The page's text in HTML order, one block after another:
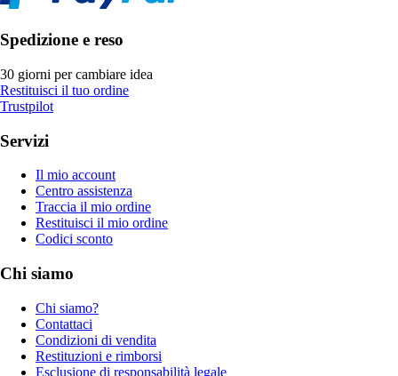
Spedizione e reso
30 giorni per cambiare idea
Restituisci il tuo ordine
Trustpilot
Servizi
Il mio account
Centro assistenza
Traccia il mio ordine
Restituisci il mio ordine
Codici sconto
Chi siamo
Chi siamo?
Contattaci
Condizioni di vendita
Restituzioni e rimborsi
Esclusione di responsabilità legale